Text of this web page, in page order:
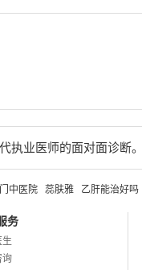
执业医师的面对面诊断
中医院 蕊肤雅 乙肝能治好吗
务
生
询